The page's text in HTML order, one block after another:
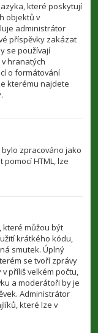
které poskytují
objektů v
administrátor
příspěvky zakázat
se používají
hranatých
o formátování
kterému najdete
bylo zpracováno jako
HTML, lze
které můžou být
krátkého kódu,
smutek. Úplný
se tvoří zprávy
příliš velkém počtu,
a moderátoři by je
Administrátor
které lze v